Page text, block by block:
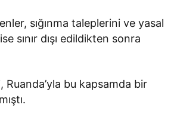
sığınma taleplerini ve yasal
sınır dışı edildikten sonra
Ruanda’yla bu kapsamda bir